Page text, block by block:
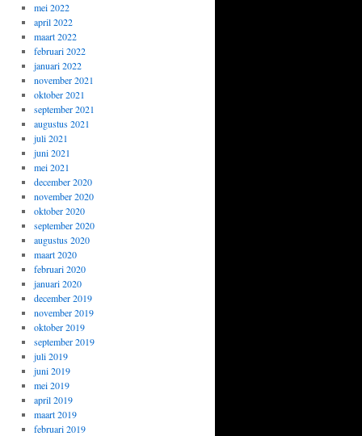
mei 2022
april 2022
maart 2022
februari 2022
januari 2022
november 2021
oktober 2021
september 2021
augustus 2021
juli 2021
juni 2021
mei 2021
december 2020
november 2020
oktober 2020
september 2020
augustus 2020
maart 2020
februari 2020
januari 2020
december 2019
november 2019
oktober 2019
september 2019
juli 2019
juni 2019
mei 2019
april 2019
maart 2019
februari 2019